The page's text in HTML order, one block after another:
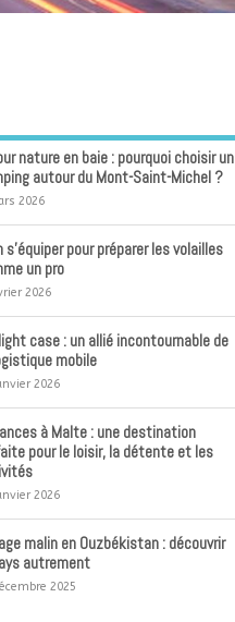
nature en baie : pourquoi choisir un
autour du Mont-Saint-Michel ?
2026
s’équiper pour préparer les volailles
un pro
2026
case : un allié incontournable de
mobile
2026
à Malte : une destination
pour le loisir, la détente et les
2026
malin en Ouzbékistan : découvrir
autrement
2025